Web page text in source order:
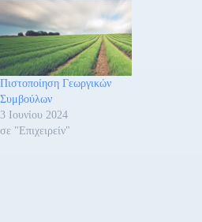
Πιστοποίηση Γεωργικών
Συμβούλων
3 Ιουνίου 2024
σε "Επιχειρείν"